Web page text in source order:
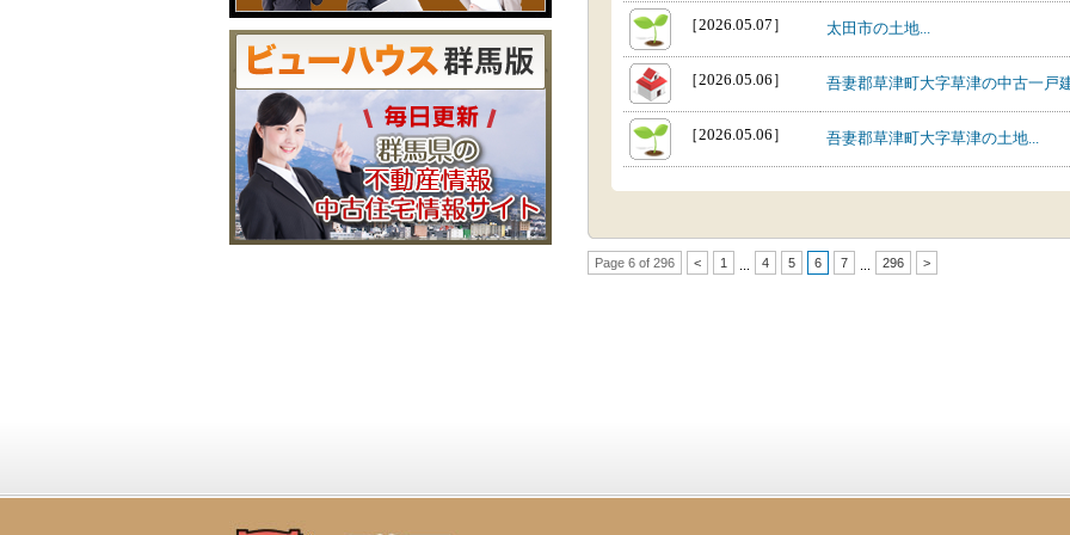
［2026.05.07］ 太田市の土地...
［2026.05.06］ 吾妻郡草津町大字草津の中古一戸
［2026.05.06］ 吾妻郡草津町大字草津の土地...
Page 6 of 296 < 1 4 5 6 7 296 >